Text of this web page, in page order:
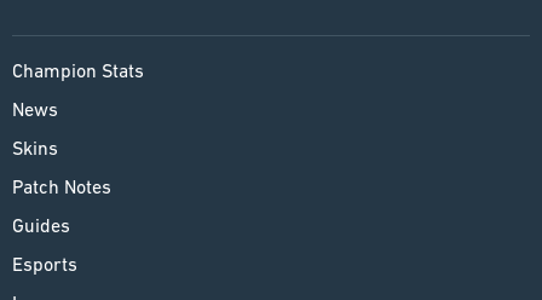
Champion Stats
News
Skins
Patch Notes
Guides
Esports